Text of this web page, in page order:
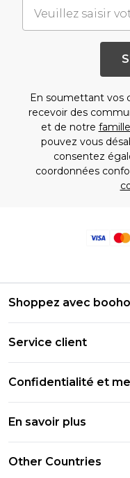
En soumettant vos
recevoir des
et de notre
pouvez vous
consentez
coordonnées
Shoppez avec
PayPal
Clearpay
Klarna
Réduction étudiant
Réduction étudiant -
Service client
Informations de
Informations sur les
Contactez-nous
Confidentialité et
Conditions
En savoir plus
Other Countries